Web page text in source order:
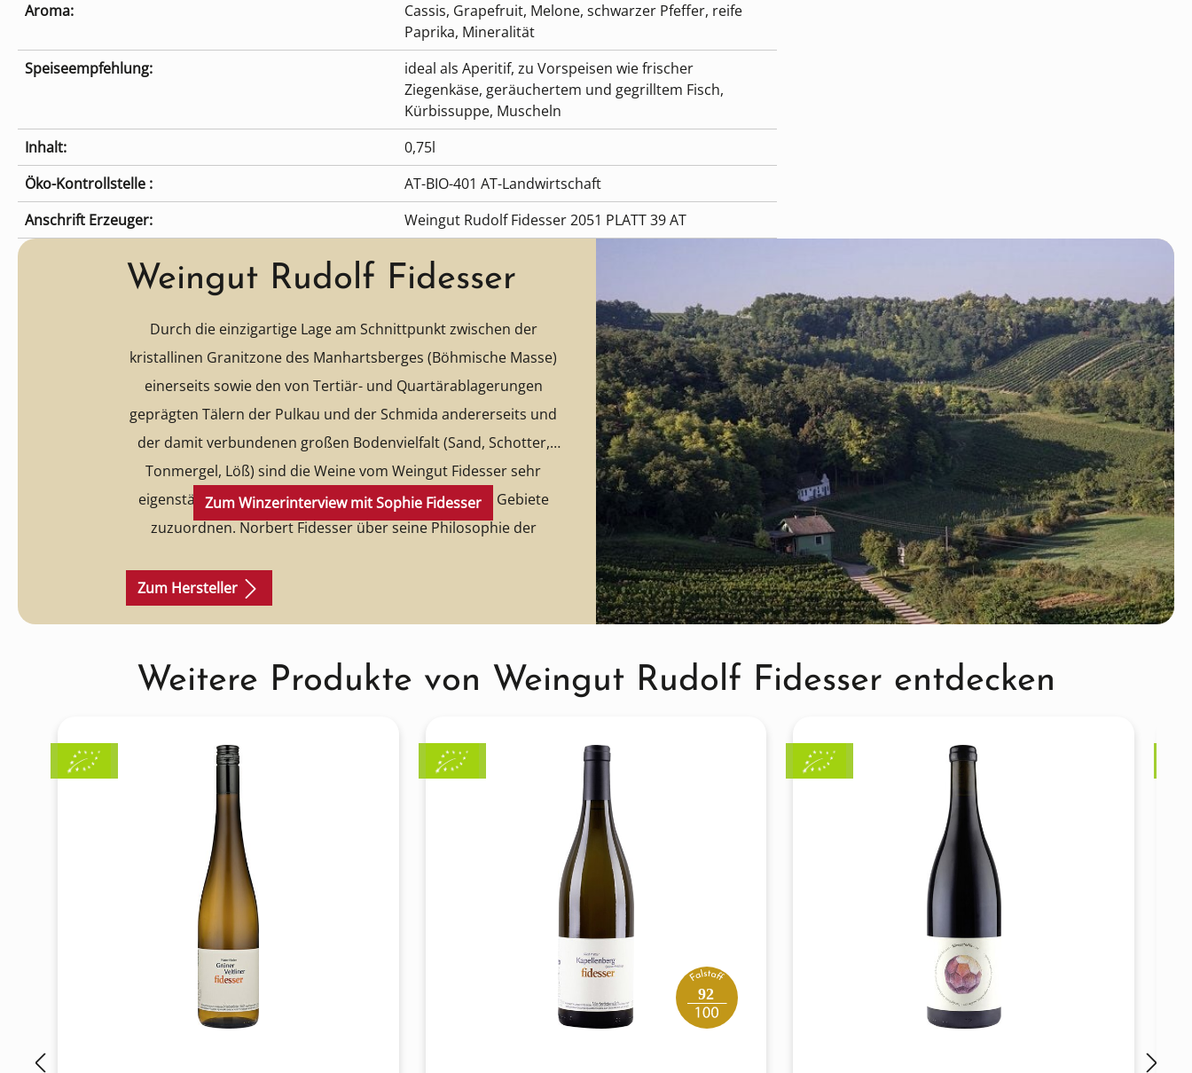
Aroma:
Cassis, Grapefruit, Melone, schwarzer Pfeffer, reife
Paprika, Mineralität
Speiseempfehlung:
ideal als Aperitif, zu Vorspeisen wie frischer
Ziegenkäse, geräuchertem und gegrilltem Fisch,
Kürbissuppe, Muscheln
Inhalt:
0,75l
Öko-Kontrollstelle :
AT-BIO-401 AT-Landwirtschaft
Anschrift Erzeuger:
Weingut Rudolf Fidesser 2051 PLATT 39 AT
Weingut Rudolf Fidesser
Durch die einzigartige Lage am Schnittpunkt zwischen der
kristallinen Granitzone des Manhartsberges (Böhmische Masse)
einerseits sowie den von Tertiär- und Quartärablagerungen
geprägten Tälern der Pulkau und der Schmida andererseits und
der damit verbundenen großen Bodenvielfalt (Sand, Schotter,
Tonmergel, Löß) sind die Weine vom Weingut Fidesser sehr
eigenständig und eigentlich keinem der umliegenden Gebiete
zuzuordnen. Norbert Fidesser über seine Philosophie der
Grundsätzen des biodynamischen Weinbaus nach Rudolf
Herbizide, Botrytismittel) und lassen so dem Terroir die
Laubarbeit und die Förderung von Nützlingen. Ein intaktes
Bodenleben garantiert eine hohe Vitalität der Reben, die eine
natürliche Abwehrkraft gegen Witterungsextreme, Krankheiten
und Schädlinge bewirkt.“
Zum Winzerinterview mit Sophie Fidesser
Zum Hersteller
Produktgalerie überspringen
Weitere Produkte von Weingut Rudolf Fidesser entdecken
92